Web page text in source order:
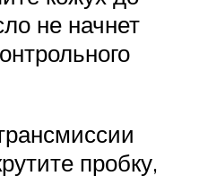
не начнет
пробку,